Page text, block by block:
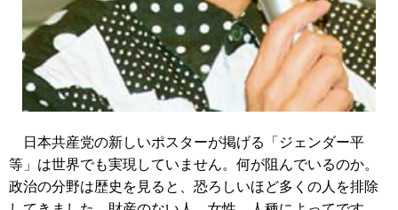
日本共産党の新しいポスターが掲げる「ジェンダー平
等」は世界でも実現していません。何が阻んでいるのか。
政治の分野は歴史を見ると、恐ろしいほど多くの人を排除